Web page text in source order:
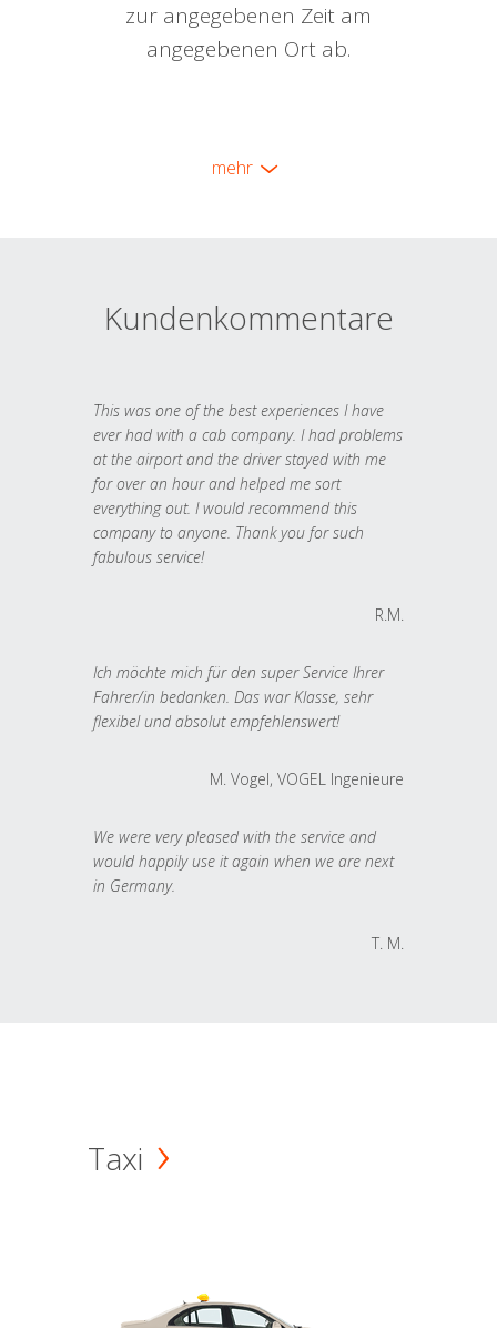
zur angegebenen Zeit am
angegebenen Ort ab.
mehr
Kundenkommentare
This was one of the best experiences I have
ever had with a cab company. I had problems
at the airport and the driver stayed with me
for over an hour and helped me sort
everything out. I would recommend this
company to anyone. Thank you for such
fabulous service!
R.M.
Ich möchte mich für den super Service Ihrer
Fahrer/in bedanken. Das war Klasse, sehr
flexibel und absolut empfehlenswert!
M. Vogel, VOGEL Ingenieure
We were very pleased with the service and
would happily use it again when we are next
in Germany.
T. M.
Taxi